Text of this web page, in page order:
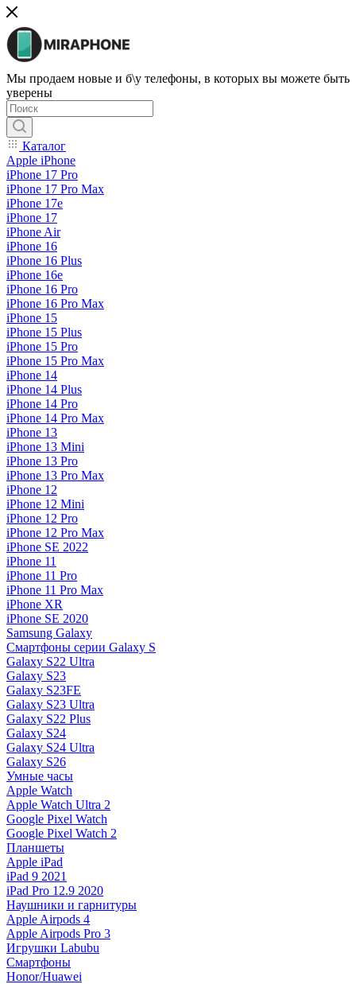
Мы продаем новые и б\у телефоны, в которых вы можете быть
уверены
Каталог
Apple iPhone
iPhone 17 Pro
iPhone 17 Pro Max
iPhone 17e
iPhone 17
iPhone Air
iPhone 16
iPhone 16 Plus
iPhone 16e
iPhone 16 Pro
iPhone 16 Pro Max
iPhone 15
iPhone 15 Plus
iPhone 15 Pro
iPhone 15 Pro Max
iPhone 14
iPhone 14 Plus
iPhone 14 Pro
iPhone 14 Pro Max
iPhone 13
iPhone 13 Mini
iPhone 13 Pro
iPhone 13 Pro Max
iPhone 12
iPhone 12 Mini
iPhone 12 Pro
iPhone 12 Pro Max
iPhone SE 2022
iPhone 11
iPhone 11 Pro
iPhone 11 Pro Max
iPhone XR
iPhone SE 2020
Samsung Galaxy
Смартфоны серии Galaxy S
Galaxy S22 Ultra
Galaxy S23
Galaxy S23FE
Galaxy S23 Ultra
Galaxy S22 Plus
Galaxy S24
Galaxy S24 Ultra
Galaxy S26
Умные часы
Apple Watch
Apple Watch Ultra 2
Google Pixel Watch
Google Pixel Watch 2
Планшеты
Apple iPad
iPad 9 2021
iPad Pro 12.9 2020
Наушники и гарнитуры
Apple Airpods 4
Apple Airpods Pro 3
Игрушки Labubu
Смартфоны
Honor/Huawei